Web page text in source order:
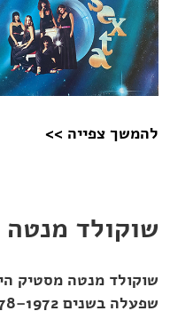
להמשך צפייה >>
שוקולד
שוקולד מנטה מסטיק
שפעלה בשנים 1972–1978.